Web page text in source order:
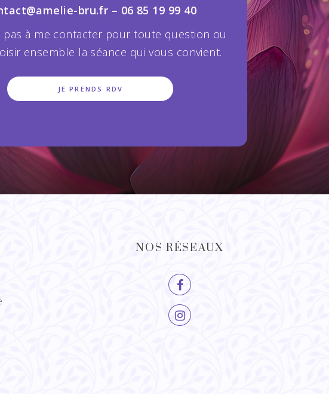
bru.fr – 06 85 19 99 40
pas à me contacter pour toute question ou
ensemble la séance qui vous convient.
JE PRENDS RDV
NOS RÉSEAUX